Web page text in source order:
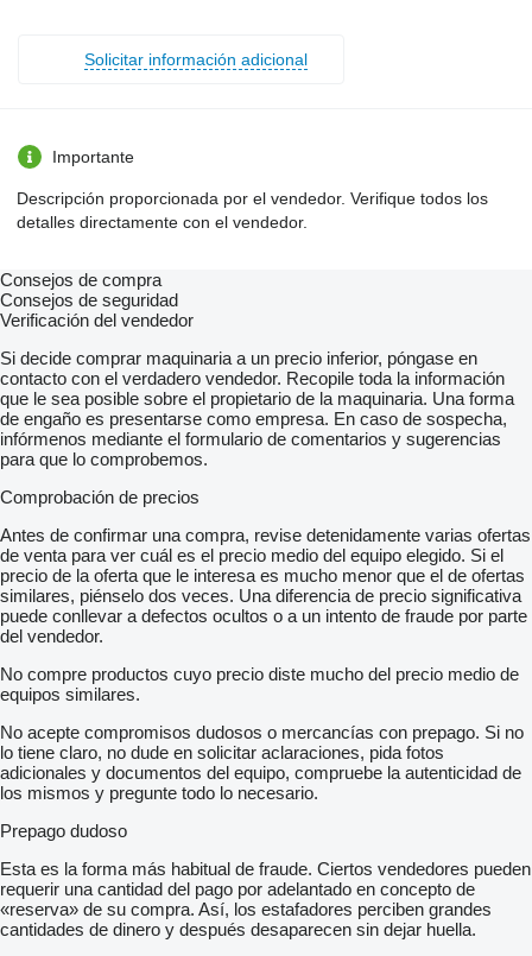
Solicitar información adicional
Importante
Descripción proporcionada por el vendedor. Verifique todos los
detalles directamente con el vendedor.
Consejos de compra
Consejos de seguridad
Verificación del vendedor
Si decide comprar maquinaria a un precio inferior, póngase en
contacto con el verdadero vendedor. Recopile toda la información
que le sea posible sobre el propietario de la maquinaria. Una forma
de engaño es presentarse como empresa. En caso de sospecha,
infórmenos mediante el formulario de comentarios y sugerencias
para que lo comprobemos.
Comprobación de precios
Antes de confirmar una compra, revise detenidamente varias ofertas
de venta para ver cuál es el precio medio del equipo elegido. Si el
precio de la oferta que le interesa es mucho menor que el de ofertas
similares, piénselo dos veces. Una diferencia de precio significativa
puede conllevar a defectos ocultos o a un intento de fraude por parte
del vendedor.
No compre productos cuyo precio diste mucho del precio medio de
equipos similares.
No acepte compromisos dudosos o mercancías con prepago. Si no
lo tiene claro, no dude en solicitar aclaraciones, pida fotos
adicionales y documentos del equipo, compruebe la autenticidad de
los mismos y pregunte todo lo necesario.
Prepago dudoso
Esta es la forma más habitual de fraude. Ciertos vendedores pueden
requerir una cantidad del pago por adelantado en concepto de
«reserva» de su compra. Así, los estafadores perciben grandes
cantidades de dinero y después desaparecen sin dejar huella.